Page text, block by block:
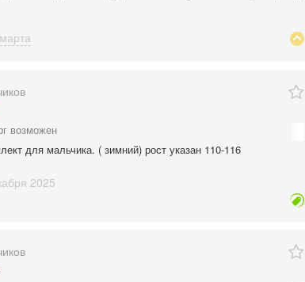
возможен
для мальчика. ( зимний) рост указан 110-116
2025